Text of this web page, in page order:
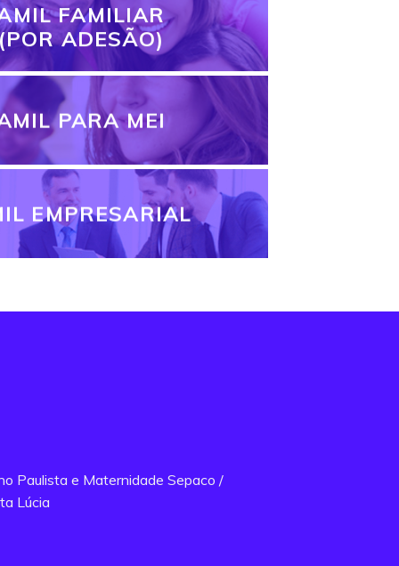
FAMILIAR
ADESÃO)
PARA MEI
EMPRESARIAL
Paulista e Maternidade Sepaco /
Lúcia